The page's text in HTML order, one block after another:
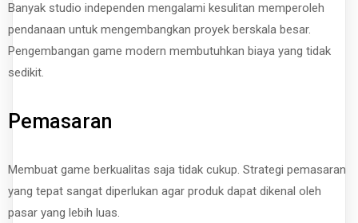
Banyak studio independen mengalami kesulitan memperoleh
pendanaan untuk mengembangkan proyek berskala besar.
Pengembangan game modern membutuhkan biaya yang tidak
sedikit.
Pemasaran
Membuat game berkualitas saja tidak cukup. Strategi pemasaran
yang tepat sangat diperlukan agar produk dapat dikenal oleh
pasar yang lebih luas.